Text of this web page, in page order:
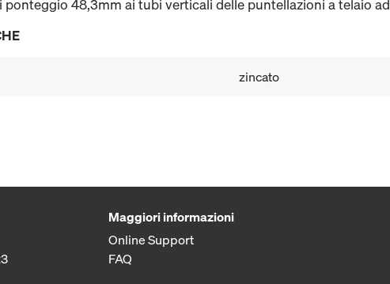
48,3mm ai tubi verticali delle puntellazioni a telaio
zincato
Maggiori informazioni
Online Support
FAQ